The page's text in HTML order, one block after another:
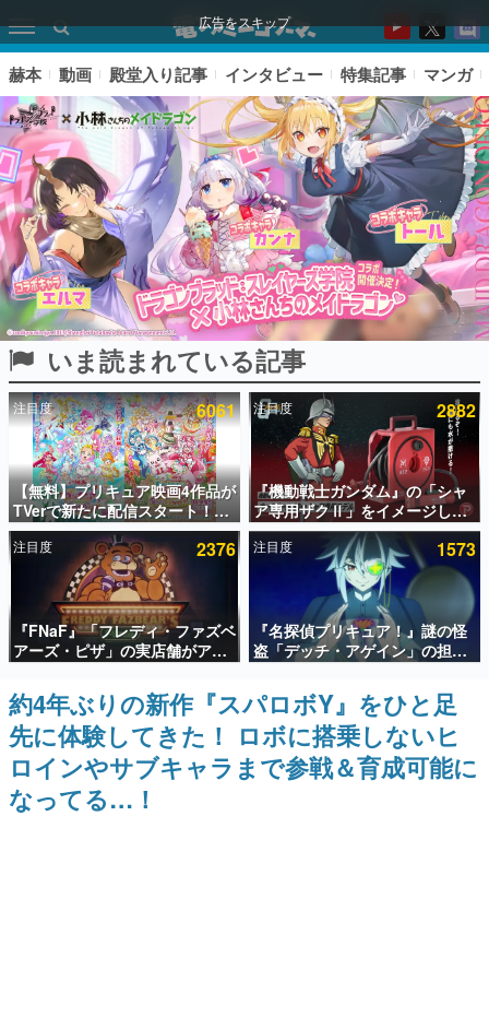
広告をスキップ
ピックアップ
電ファミのいま読まれている記事ランキング
アプリセール情報
インタビュー
連載・特集一覧
殿堂入り記事
SNS拡散数が数千以上！ ページビュー数万以上！ などな
ど。多くの人々に読まれた、電ファミ渾身の“殿堂入り”記
事をまとめました。
ゲームの企画書
名作ゲームクリエイターの方々に製作時のエピソードをお
聞きし、ヒットする企画（ゲーム）とは何か？を探ってい
きます。
赫本
この物語を解いてはいけない。『赫本』は、〈試験問題〉
赫本 動画 殿堂入り記事 インタビュー 特集記事 マンガ
いま読まれている記事
注目度 6061
【無料】プリキュア映画4作品が
TVerで新たに配信スタート！な
んと2018年～2024年の映画ほぼ
すべてが見放題に、ぶっちゃけ
ありえないラインナップ
注目度 2882
『機動戦士ガンダム』の「シャ
ア専用ザクⅡ」をイメージした
散水ホースリールが予約開始。
本体にはシャアのパーソナルマ
ークやジオン公国軍のエンブレ
ム、型式番号などを配置
注目度 2376
『FNaF』「フレディ・ファズベ
アーズ・ピザ」の実店舗がアメ
リカの商業施設「American
Dream」に2027年オープン！
ScottGamesとの共同開発、食
事だけでなくステージショーや
没入型のホラー体験も楽しめる
注目度 1573
『名探偵プリキュア！』謎の怪
盗「デッチ・アゲイン」の担当
キャストは天﨑滉平さんと判
明。『Re:ゼロから始める異世
界生活』オットー役、『ヒプノ
シスマイク』山田三郎役など
約4年ぶりの新作『スパロボY』をひと足
先に体験してきた！ ロボに搭乗しないヒ
ロインやサブキャラまで参戦＆育成可能に
なってる…！